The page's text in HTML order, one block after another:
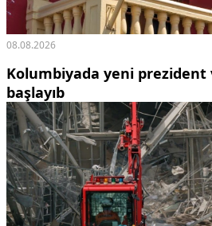
08.08.2026
Kolumbiyada yeni prezident
başlayıb